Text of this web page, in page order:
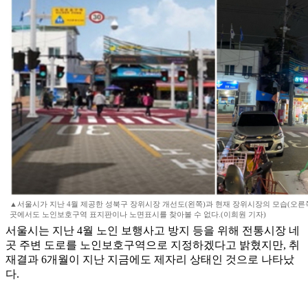
▲서울시가 지난 4월 제공한 성북구 장위시장 개선도(왼쪽)과 현재 장위시장의 모습(오
곳에서도 노인보호구역 표지판이나 노면표시를 찾아볼 수 없다.(이희원 기자)
서울시는 지난 4월 노인 보행사고 방지 등을 위해 전통시장 네
곳 주변 도로를 노인보호구역으로 지정하겠다고 밝혔지만, 취
재결과 6개월이 지난 지금에도 제자리 상태인 것으로 나타났
다.